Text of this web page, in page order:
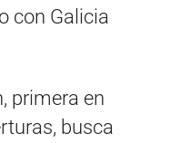
con Galicia
primera en
busca